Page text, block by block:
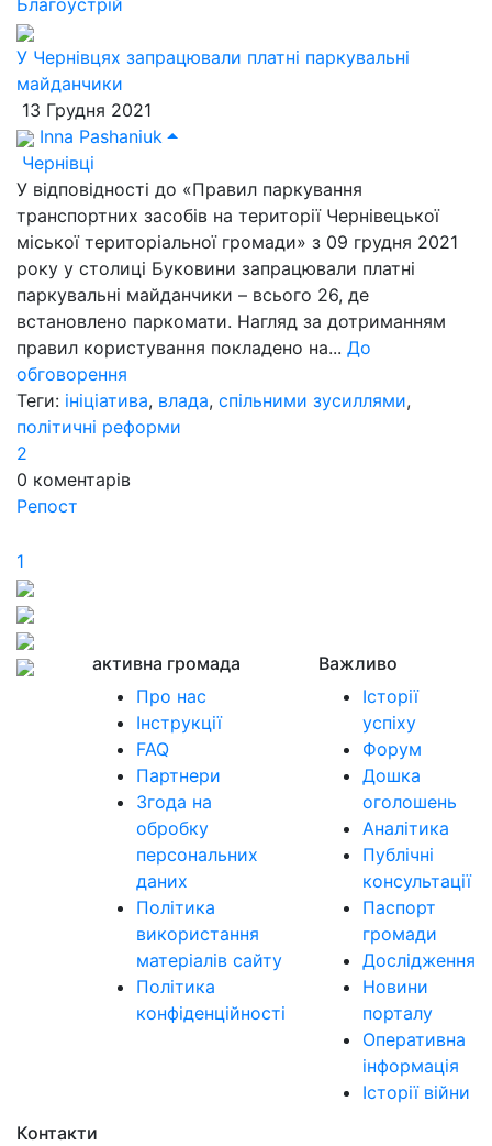
Благоустрій
У Чернівцях запрацювали платні паркувальні
майданчики
13 Грудня 2021
Inna Pashaniuk
Чернівці
У відповідності до «Правил паркування
транспортних засобів на території Чернівецької
міської територіальної громади» з 09 грудня 2021
року у столиці Буковини запрацювали платні
паркувальні майданчики – всього 26, де
встановлено паркомати. Нагляд за дотриманням
правил користування покладено на... До
обговорення
Теги: ініціатива, влада, спільними зусиллями,
політичні реформи
2
0 коментарів
Репост
1
активна громада
Про нас
Інструкції
FAQ
Партнери
Згода на
обробку
персональних
даних
Політика
використання
матеріалів сайту
Політика
конфіденційності
Важливо
Історії
успіху
Форум
Дошка
оголошень
Аналітика
Публічні
консультації
Паспорт
громади
Дослідження
Новини
порталу
Оперативна
інформація
Історії війни
Контакти